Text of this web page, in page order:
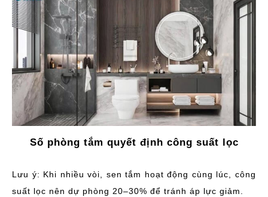
Số phòng tắm quyết định công suất lọc
Lưu ý: Khi nhiều vòi, sen tắm hoạt động cùng lúc, công
suất lọc nên dự phòng 20–30% để tránh áp lực giảm.